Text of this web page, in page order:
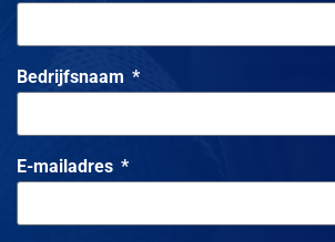
Bedrijfsnaam
E-mailadres